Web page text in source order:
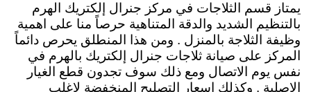
يمتاز قسم الثلاجات في مركز جنرال إلكتريك الهرم
بالتنظيم الشديد والدقة المتناهية حرصاً منا على اهمية
وظيفة الثلاجة بالمنزل . ومن هذا المنطلق يحرص دائماً
المركز على صيانة ثلاجات جنرال إلكتريك بالهرم في
نفس يوم الاتصال ومع ذلك سوف تجدون قطع الغيار
الاصلية . وكذلك اسعار التصليح المنخفضة لاغلب